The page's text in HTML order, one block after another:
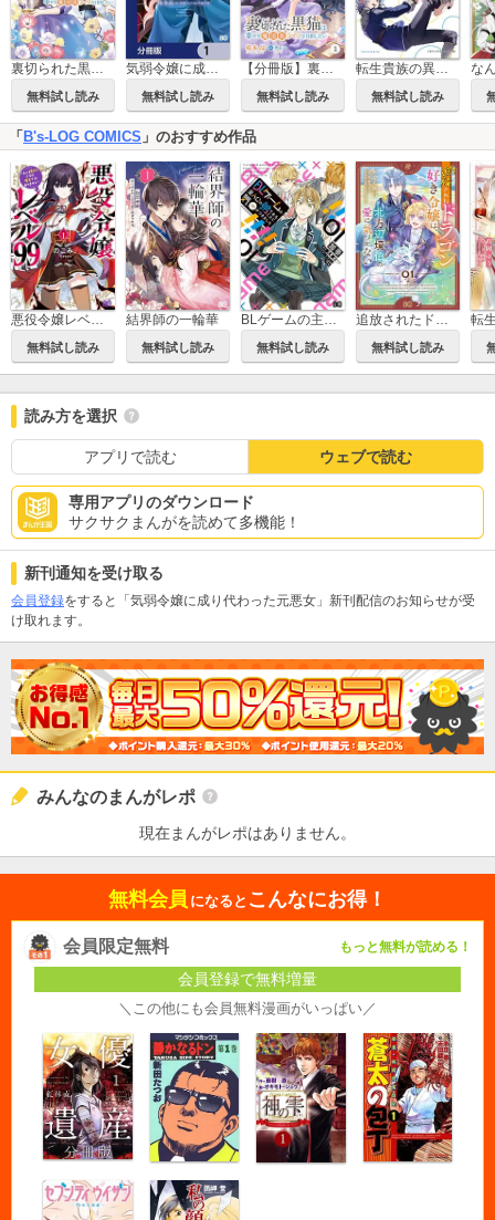
裏切られた黒猫は幸せな魔法具ライフを目指したい
無料試し読み
気弱令嬢に成り代わった元悪女【分冊版】
無料試し読み
【分冊版】裏切られた黒猫は幸せな魔法具ライフを目指したい
無料試し読み
転生貴族の異世界冒険録 アンソロジーコミック (ポルカコミックス)
無料試し読み
「 B's-LOG COMICS 」のおすすめ作品
悪役令嬢レベル99 ～私は裏ボスですが魔王ではありません～
無料試し読み
結界師の一輪華
無料試し読み
BLゲームの主人公の弟であることに気がつきました
無料試し読み
追放されたドラゴン好き令嬢は、北方辺境伯の愛に気づかない
無料試し読み
読み方を選択
アプリで読む ウェブで読む
専用アプリのダウンロード
サクサクまんがを読めて多機能！
新刊通知を受け取る
会員登録をすると「気弱令嬢に成り代わった元悪女」新刊配信のお知らせが受
け取れます。
みんなのまんがレポ
現在まんがレポはありません。
無料会員 になると こんなにお得！
会員限定無料 もっと無料が読める！
会員登録で無料増量
＼この他にも会員無料漫画がいっぱい／